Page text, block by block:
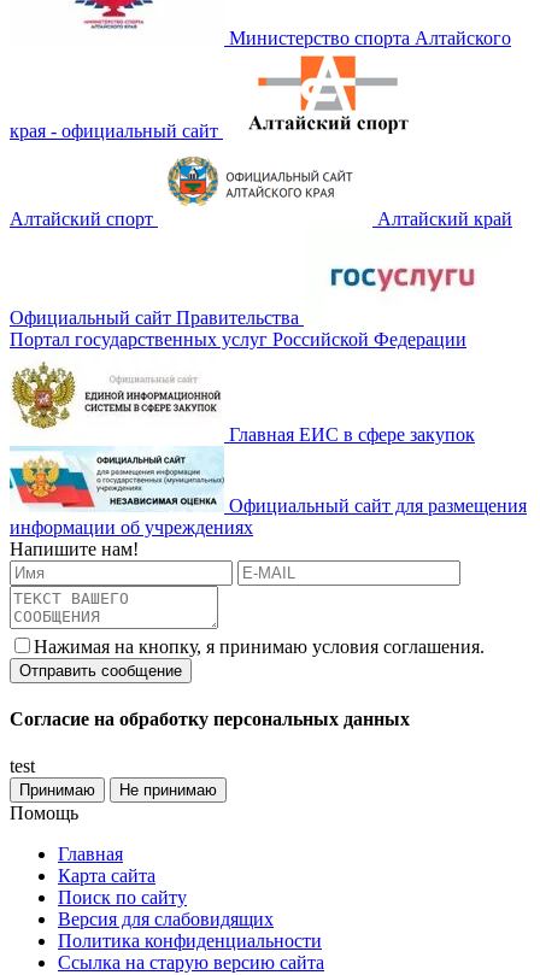
Министерство спорта Алтайского
края - официальный сайт
Алтайский спорт Алтайский край
Официальный сайт Правительства
Портал государственных услуг Российской Федерации
Главная ЕИС в сфере закупок
Официальный сайт для размещения
информации об учреждениях
Напишите нам!
Нажимая на кнопку, я принимаю условия соглашения.
Согласие на обработку персональных данных
test
Принимаю Не принимаю
Помощь
Главная
Карта сайта
Поиск по сайту
Версия для слабовидящих
Политика конфиденциальности
Ссылка на старую версию сайта